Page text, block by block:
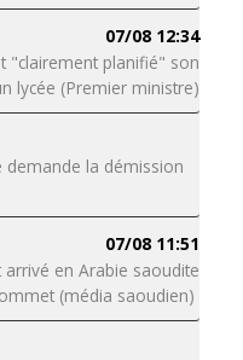
07/08 12:34
"clairement planifié" son
lycée (Premier ministre)
demande la démission
07/08 11:51
en Arabie saoudite
(média saoudien)